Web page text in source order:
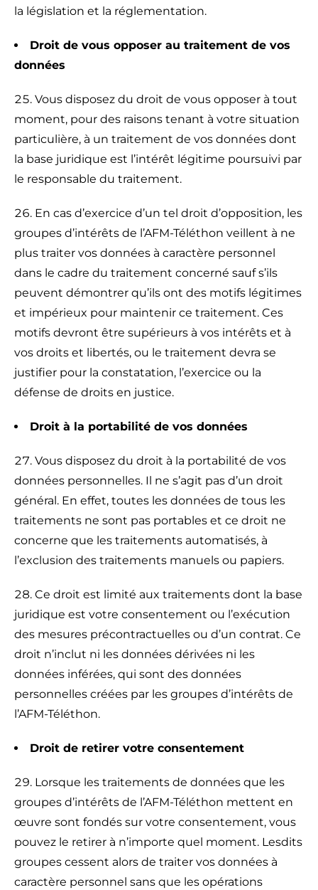
la législation et la réglementation.
Droit de vous opposer au traitement de vos
données
Vous disposez du droit de vous opposer à tout
moment, pour des raisons tenant à votre situation
particulière, à un traitement de vos données dont
la base juridique est l’intérêt légitime poursuivi par
le responsable du traitement.
En cas d’exercice d’un tel droit d’opposition, les
groupes d’intérêts de l’AFM-Téléthon veillent à ne
plus traiter vos données à caractère personnel
dans le cadre du traitement concerné sauf s’ils
peuvent démontrer qu’ils ont des motifs légitimes
et impérieux pour maintenir ce traitement. Ces
motifs devront être supérieurs à vos intérêts et à
vos droits et libertés, ou le traitement devra se
justifier pour la constatation, l’exercice ou la
défense de droits en justice.
Droit à la portabilité de vos données
Vous disposez du droit à la portabilité de vos
données personnelles. Il ne s’agit pas d’un droit
général. En effet, toutes les données de tous les
traitements ne sont pas portables et ce droit ne
concerne que les traitements automatisés, à
l’exclusion des traitements manuels ou papiers.
Ce droit est limité aux traitements dont la base
juridique est votre consentement ou l’exécution
des mesures précontractuelles ou d’un contrat. Ce
droit n’inclut ni les données dérivées ni les
données inférées, qui sont des données
personnelles créées par les groupes d’intérêts de
l’AFM-Téléthon.
Droit de retirer votre consentement
Lorsque les traitements de données que les
groupes d’intérêts de l’AFM-Téléthon mettent en
œuvre sont fondés sur votre consentement, vous
pouvez le retirer à n’importe quel moment. Lesdits
groupes cessent alors de traiter vos données à
caractère personnel sans que les opérations